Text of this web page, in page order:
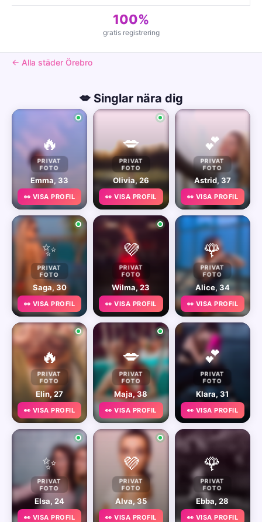
100%
gratis registrering
← Alla städer Örebro
💋 Singlar nära dig
🔥
PRIVAT
FOTO
Emma, 33
👀 VISA PROFIL
💋
PRIVAT
FOTO
Olivia, 26
👀 VISA PROFIL
💕
PRIVAT
FOTO
Astrid, 37
👀 VISA PROFIL
✨
PRIVAT
FOTO
Saga, 30
👀 VISA PROFIL
💜
PRIVAT
FOTO
Wilma, 23
👀 VISA PROFIL
🌹
PRIVAT
FOTO
Alice, 34
👀 VISA PROFIL
🔥
PRIVAT
FOTO
Elin, 27
👀 VISA PROFIL
💋
PRIVAT
FOTO
Maja, 38
👀 VISA PROFIL
💕
PRIVAT
FOTO
Klara, 31
👀 VISA PROFIL
✨
PRIVAT
FOTO
Elsa, 24
👀 VISA PROFIL
💜
PRIVAT
FOTO
Alva, 35
👀 VISA PROFIL
🌹
PRIVAT
FOTO
Ebba, 28
👀 VISA PROFIL